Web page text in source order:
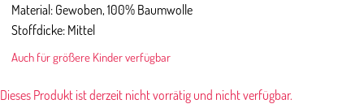
Material: Gewoben, 100% Baumwolle
Stoffdicke: Mittel
Auch für größere Kinder verfügbar
Dieses Produkt ist derzeit nicht vorrätig und nicht verfügbar.